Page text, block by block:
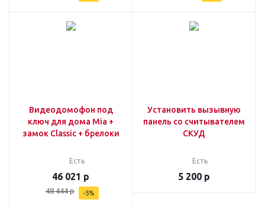
Видеодомофон под
ключ для дома Mia +
замок Classic + брелоки
Есть
46 021 р
48 444р -5%
Установить вызывную
панель со считывателем
СКУД
Есть
5 200р